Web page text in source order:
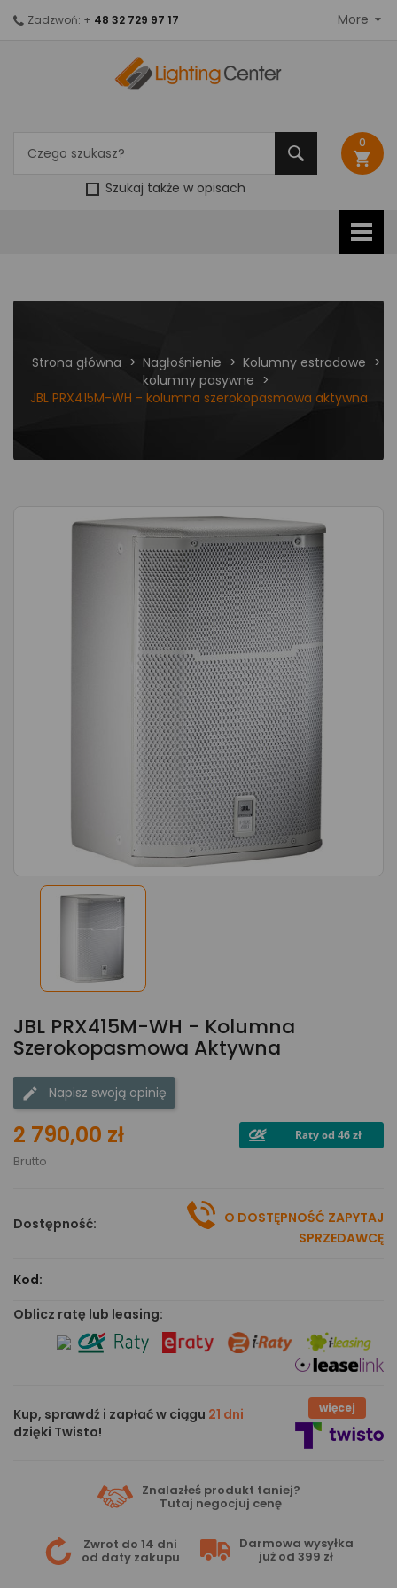
Szukaj także w opisach
0
shopping_cart
Zadzwoń: + 48 32 729 97 17 More
Strona główna Nagłośnienie
Kolumny estradowe
kolumny pasywne
JBL PRX415M-WH - kolumna szerokopasmowa aktywna
JBL PRX415M-WH - Kolumna
Szerokopasmowa Aktywna
Napisz swoją opinię
2 790,00 zł
Brutto
Dostępność:
O DOSTĘPNOŚĆ ZAPYTAJ
SPRZEDAWCĘ
Kod:
Oblicz ratę lub leasing:
Kup, sprawdź i zapłać w ciągu 21 dni
dzięki Twisto!
więcej
Znalazłeś produkt taniej?
Tutaj negocjuj cenę
Zwrot do 14 dni
od daty zakupu
Darmowa wysyłka
już od 399 zł